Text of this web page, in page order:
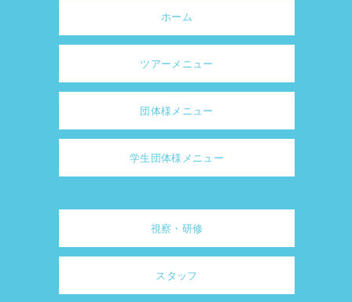
ホーム
ツアーメニュー
団体様メニュー
学生団体様メニュー
視察・研修
スタッフ